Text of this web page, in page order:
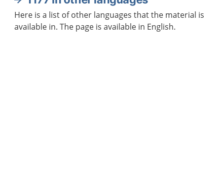
Here is a list of other languages that the material is
available in. The page is available in English.